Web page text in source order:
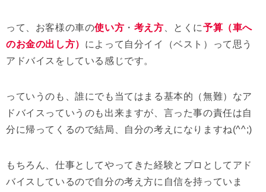
って、お客様の車の使い方 ・ 考え方 、とくに予算（車へ
のお金の出し方） によって自分イイ（ベスト）って思う
アドバイスをしている感じです。
っていうのも、誰にでも当てはまる基本的（無難）なア
ドバイスっていうのも出来ますが、言った事の責任は自
分に帰ってくるので結局、自分の考えになりますね(^^;)
もちろん、仕事としてやってきた経験とプロとしてアド
バイスしているので自分の考え方に自信を持っていま